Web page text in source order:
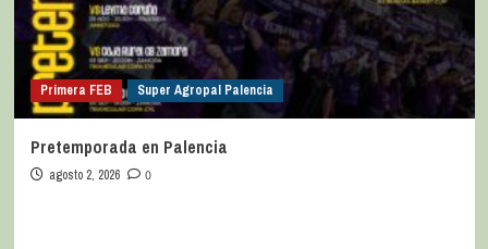
Primera FEB Super Agropal Palencia
Pretemporada en Palencia
agosto 2, 2026 0